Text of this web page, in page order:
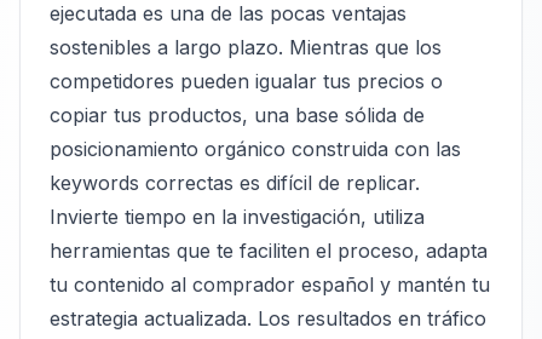
ejecutada es una de las pocas ventajas
sostenibles a largo plazo. Mientras que los
competidores pueden igualar tus precios o
copiar tus productos, una base sólida de
posicionamiento orgánico construida con las
keywords correctas es difícil de replicar.
Invierte tiempo en la investigación, utiliza
herramientas que te faciliten el proceso, adapta
tu contenido al comprador español y mantén tu
estrategia actualizada. Los resultados en tráfico